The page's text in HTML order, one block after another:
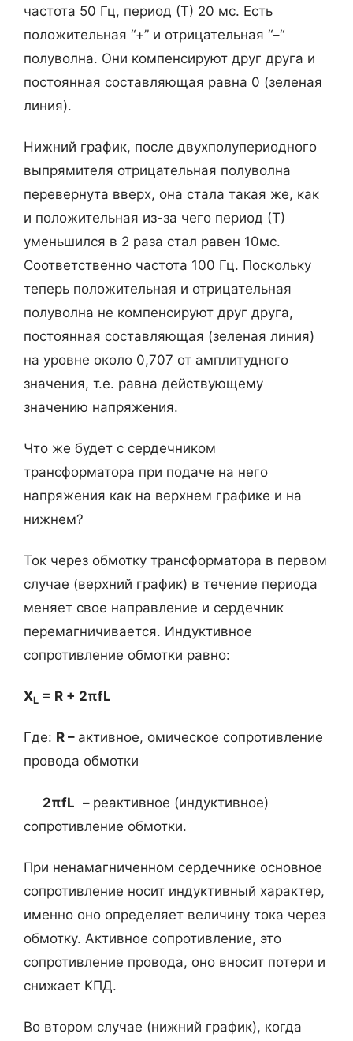
частота 50 Гц, период (Т) 20 мс. Есть
положительная “+” и отрицательная “–“
полуволна. Они компенсируют друг друга и
постоянная составляющая равна 0 (зеленая
линия).
Нижний график, после двухполупериодного
выпрямителя отрицательная полуволна
перевернута вверх, она стала такая же, как
и положительная из-за чего период (Т)
уменьшился в 2 раза стал равен 10мс.
Соответственно частота 100 Гц. Поскольку
теперь положительная и отрицательная
полуволна не компенсируют друг друга,
постоянная составляющая (зеленая линия)
на уровне около 0,707 от амплитудного
значения, т.е. равна действующему
значению напряжения.
Что же будет с сердечником
трансформатора при подаче на него
напряжения как на верхнем графике и на
нижнем?
Ток через обмотку трансформатора в первом
случае (верхний график) в течение периода
меняет свое направление и сердечник
перемагничивается. Индуктивное
сопротивление обмотки равно:
ХL = R + 2πfL
Где: R – активное, омическое сопротивление
провода обмотки
2πfL – реактивное (индуктивное)
сопротивление обмотки.
При ненамагниченном сердечнике основное
сопротивление носит индуктивный характер,
именно оно определяет величину тока через
обмотку. Активное сопротивление, это
сопротивление провода, оно вносит потери и
снижает КПД.
Во втором случае (нижний график), когда